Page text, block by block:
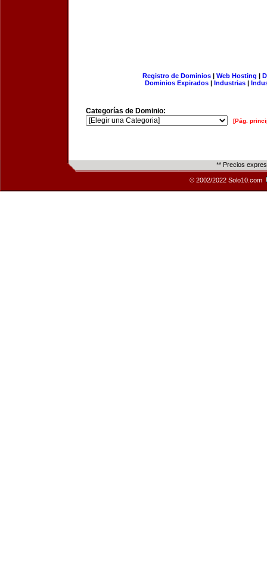
Registro de Dominios| Web Hosting |
Dominios Expirados | Industrias |
Categorías de Dominio:
[Pág.
** Precios
© 2002/2022 Solo10.com